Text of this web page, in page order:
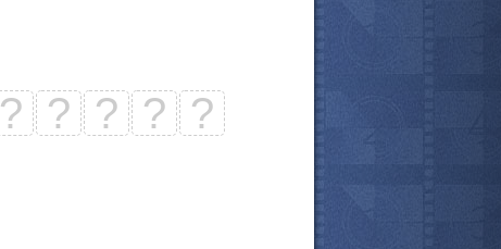
? ? ? ? ?